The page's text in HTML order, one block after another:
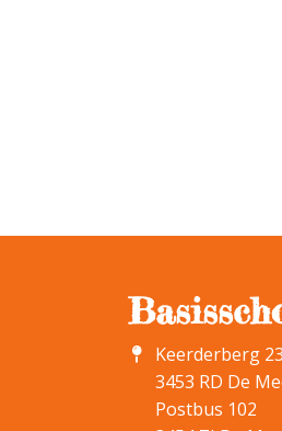
Keerderberg 23
3453 RD De
Postbus 102